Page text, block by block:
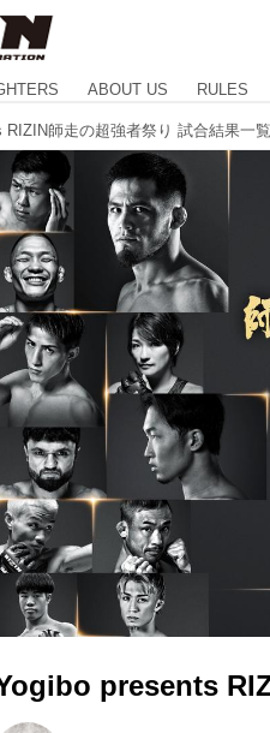
ABOUT US RULES
RIZIN師走の超強者祭り 試合結果一覧
presents